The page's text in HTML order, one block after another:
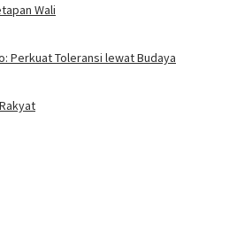
Wali
Perkuat Toleransi lewat Budaya